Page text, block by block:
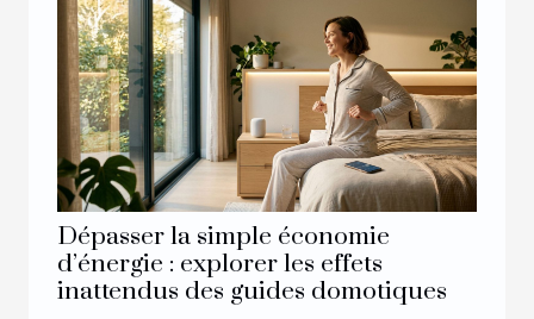
Dépasser la simple économie
d’énergie : explorer les effets
inattendus des guides domotiques